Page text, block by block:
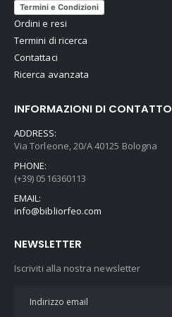
Termini e Condizioni
Ordini e resi
Termini di ricerca
Contattaci
Ricerca avanzata
INFORMAZIONI DI CONTATTO
ADDRESS:
Via Torleone, 20/A 40125 Bologna
PHONE:
(+39) 0516360113
EMAIL:
info@bibliorfeo.com
NEWSLETTER
Iscriviti alla nostra newsletter